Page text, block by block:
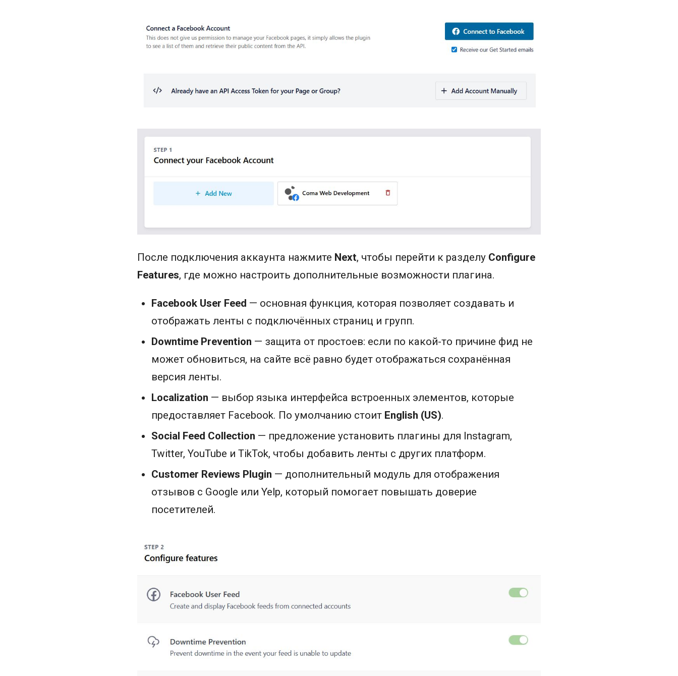
После подключения аккаунта нажмите Next, чтобы перейти к разделу Configure
Features, где можно настроить дополнительные возможности плагина.
Facebook User Feed — основная функция, которая позволяет создавать и
отображать ленты с подключённых страниц и групп.
Downtime Prevention — защита от простоев: если по какой-то причине фид не
может обновиться, на сайте всё равно будет отображаться сохранённая
версия ленты.
Localization — выбор языка интерфейса встроенных элементов, которые
предоставляет Facebook. По умолчанию стоит English (US).
Social Feed Collection — предложение установить плагины для Instagram,
Twitter, YouTube и TikTok, чтобы добавить ленты с других платформ.
Customer Reviews Plugin — дополнительный модуль для отображения
отзывов с Google или Yelp, который помогает повышать доверие
посетителей.